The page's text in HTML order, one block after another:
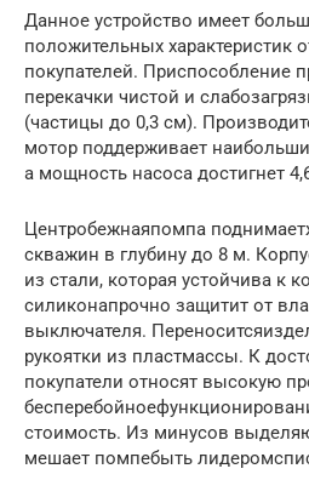
Данное устройство имеет
положительных характеристик
покупателей. Приспособление
перекачки чистой и
(частицы до 0,3 см).
мотор поддерживает
а мощность насоса достигнет
Центробежнаяпомпа
скважин в глубину до 8 м.
из стали, которая устойчива к
силиконапрочно защитит от
выключателя.
рукоятки из пластмассы. К
покупатели относят высокую
стоимость. Из минусов
мешает помпебыть